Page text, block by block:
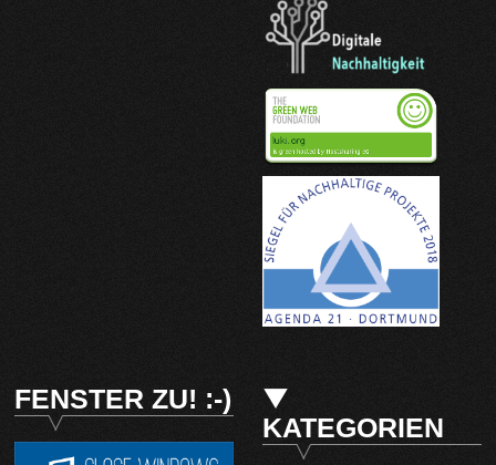
FENSTER ZU! :-)
KATEGORIEN